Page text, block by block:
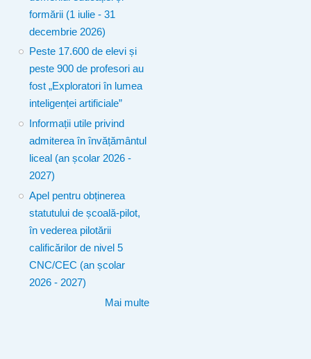
formării (1 iulie - 31
decembrie 2026)
Peste 17.600 de elevi și
peste 900 de profesori au
fost „Exploratori în lumea
inteligenței artificiale”
Informații utile privind
admiterea în învățământul
liceal (an școlar 2026 -
2027)
Apel pentru obținerea
statutului de școală-pilot,
în vederea pilotării
calificărilor de nivel 5
CNC/CEC (an școlar
2026 - 2027)
Mai multe